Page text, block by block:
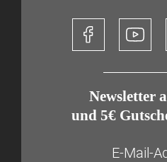
Newsletter
und 5€
E-Mail-